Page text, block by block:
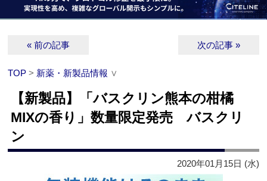
« 前の記事 次の記事 »
TOP > 新薬・新製品情報 ∨
【新製品】「バスクリン熊本の柑橘
MIXの香り」数量限定発売 バスクリ
ン
2020年01月15日 (水)